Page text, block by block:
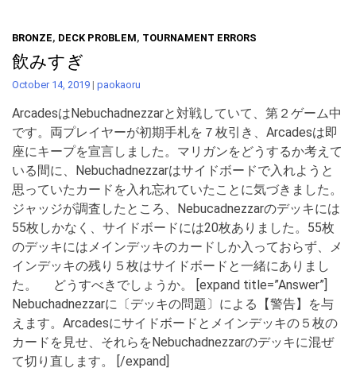
BRONZE, DECK PROBLEM, TOURNAMENT ERRORS
飲みすぎ
October 14, 2019 | paokaoru
ArcadesはNebuchadnezzarと対戦していて、第２ゲーム中
です。両プレイヤーが初期手札を７枚引き、Arcadesは即
座にキープを宣言しました。マリガンをどうするか考えて
いる間に、Nebuchadnezzarはサイドボードで入れようと
思っていたカードを入れ忘れていたことに気づきました。
ジャッジが調査したところ、Nebucadnezzarのデッキには
55枚しかなく、サイドボードには20枚ありました。55枚
のデッキにはメインデッキのカードしか入っておらず、メ
インデッキの残り５枚はサイドボードと一緒にありまし
た。 どうすべきでしょうか。 [expand title=”Answer”]
Nebuchadnezzarに〔デッキの問題〕による【警告】を与
えます。Arcadesにサイドボードとメインデッキの５枚の
カードを見せ、それらをNebuchadnezzarのデッキに混ぜ
て切り直します。 [/expand]